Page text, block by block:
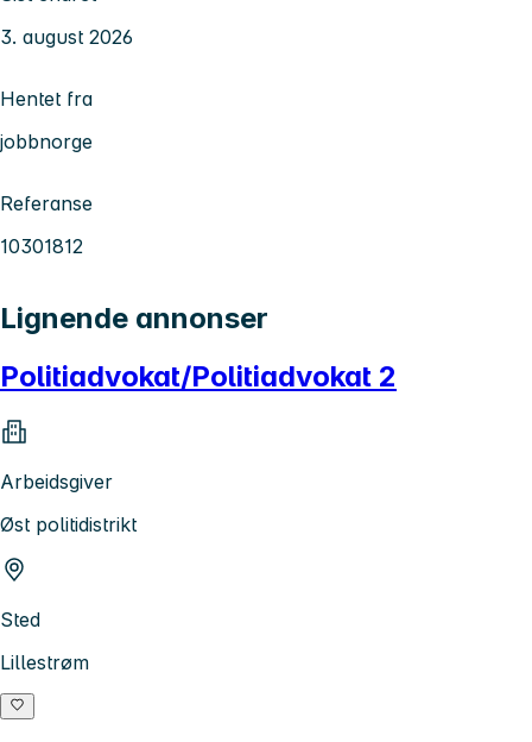
3. august 2026
Hentet fra
jobbnorge
Referanse
10301812
Lignende annonser
Politiadvokat/Politiadvokat 2
Arbeidsgiver
Øst politidistrikt
Sted
Lillestrøm